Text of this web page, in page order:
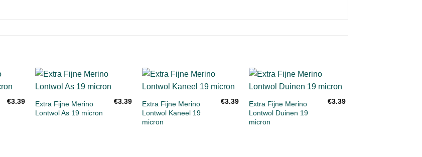
aan€3.39
aan
+
Extra Fijne Merino
Lontwol As 19 micron
€3.39
aan
+
Extra Fijne Merino
Lontwol Kaneel 19
micron
€3.39
aan
+
Extra Fijne Merino
Lontwol Duinen 19
micron
€3.39